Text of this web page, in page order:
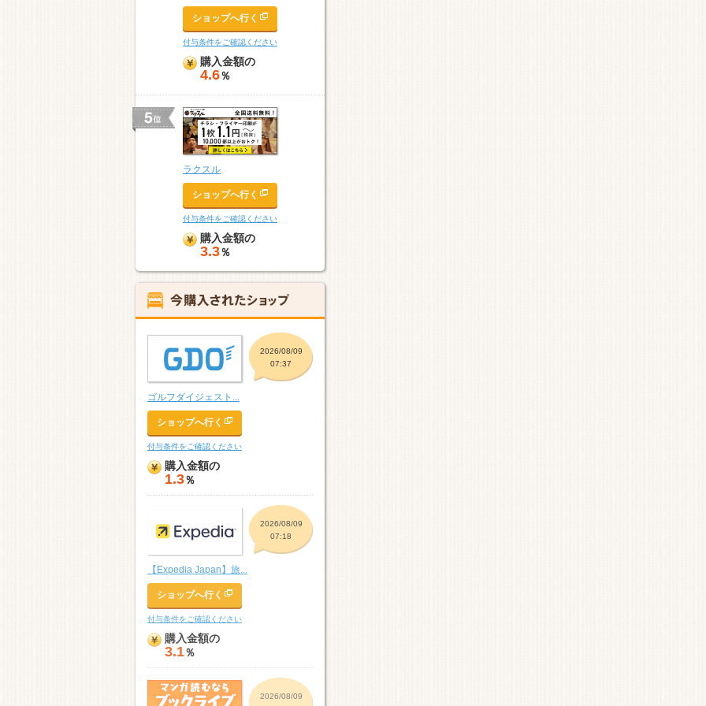
ショップへ行く
付与条件をご確認ください
購入金額の
4.6％
ラクスル
ショップへ行く
付与条件をご確認ください
購入金額の
3.3％
2026/08/09
07:37
ゴルフダイジェスト...
ショップへ行く
付与条件をご確認ください
購入金額の
1.3％
2026/08/09
07:18
【Expedia Japan】旅...
ショップへ行く
付与条件をご確認ください
購入金額の
3.1％
2026/08/09